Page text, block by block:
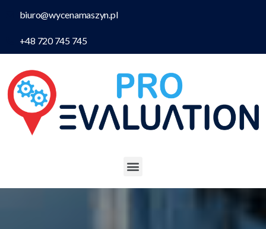
biuro@wycenamaszyn.pl
+48 720 745 745